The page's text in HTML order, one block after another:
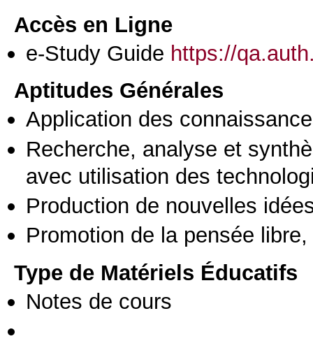
Accès en Ligne
e-Study Guide https://
Aptitudes Générales
Application des
Recherche, analyse et
avec utilisation des
Production de nouvelles
Promotion de la pensée
Type de Matériels Éducatifs
Notes de cours